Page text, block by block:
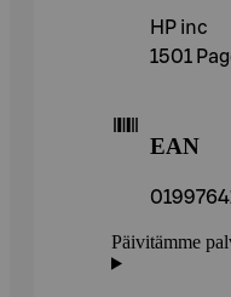
HP inc
1501
EAN
Päivitämme